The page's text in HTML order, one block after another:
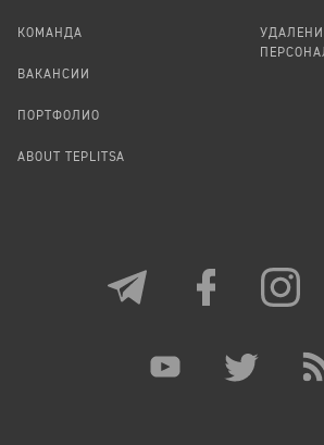
КОМАНДА
ВАКАНСИИ
ПОРТФОЛИО
ABOUT TEPLITSA